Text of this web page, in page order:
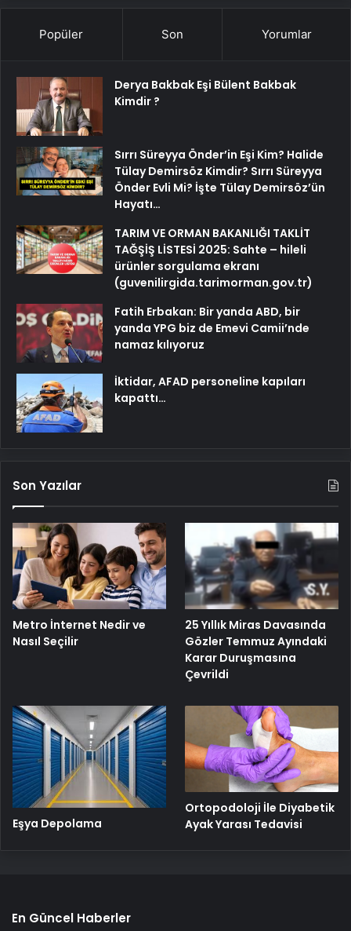
Popüler Son Yorumlar
Derya Bakbak Eşi Bülent Bakbak
Kimdir ?
Sırrı Süreyya Önder’in Eşi Kim? Halide
Tülay Demirsöz Kimdir? Sırrı Süreyya
Önder Evli Mi? İşte Tülay Demirsöz’ün
Hayatı…
TARIM VE ORMAN BAKANLIĞI TAKLİT
TAĞŞİŞ LİSTESİ 2025: Sahte – hileli
ürünler sorgulama ekranı
(guvenilirgida.tarimorman.gov.tr)
Fatih Erbakan: Bir yanda ABD, bir
yanda YPG biz de Emevi Camii’nde
namaz kılıyoruz
İktidar, AFAD personeline kapıları
kapattı…
Son Yazılar
Metro İnternet Nedir ve
Nasıl Seçilir
25 Yıllık Miras Davasında
Gözler Temmuz Ayındaki
Karar Duruşmasına
Çevrildi
Eşya Depolama
Ortopodoloji İle Diyabetik
Ayak Yarası Tedavisi
En Güncel Haberler